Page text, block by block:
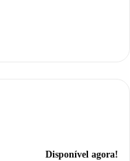
Disponível agora!